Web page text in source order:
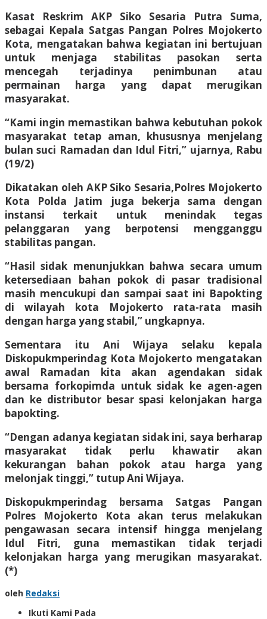
Kasat Reskrim AKP Siko Sesaria Putra Suma,
sebagai Kepala Satgas Pangan Polres Mojokerto
Kota, mengatakan bahwa kegiatan ini bertujuan
untuk menjaga stabilitas pasokan serta
mencegah terjadinya penimbunan atau
permainan harga yang dapat merugikan
masyarakat.
“Kami ingin memastikan bahwa kebutuhan pokok
masyarakat tetap aman, khususnya menjelang
bulan suci Ramadan dan Idul Fitri,” ujarnya, Rabu
(19/2)
Dikatakan oleh AKP Siko Sesaria,Polres Mojokerto
Kota Polda Jatim juga bekerja sama dengan
instansi terkait untuk menindak tegas
pelanggaran yang berpotensi mengganggu
stabilitas pangan.
“Hasil sidak menunjukkan bahwa secara umum
ketersediaan bahan pokok di pasar tradisional
masih mencukupi dan sampai saat ini Bapokting
di wilayah kota Mojokerto rata-rata masih
dengan harga yang stabil,” ungkapnya.
Sementara itu Ani Wijaya selaku kepala
Diskopukmperindag Kota Mojokerto mengatakan
awal Ramadan kita akan agendakan sidak
bersama forkopimda untuk sidak ke agen-agen
dan ke distributor besar spasi kelonjakan harga
bapokting.
“Dengan adanya kegiatan sidak ini, saya berharap
masyarakat tidak perlu khawatir akan
kekurangan bahan pokok atau harga yang
melonjak tinggi,” tutup Ani Wijaya.
Diskopukmperindag bersama Satgas Pangan
Polres Mojokerto Kota akan terus melakukan
pengawasan secara intensif hingga menjelang
Idul Fitri, guna memastikan tidak terjadi
kelonjakan harga yang merugikan masyarakat.
(*)
oleh Redaksi
Ikuti Kami Pada